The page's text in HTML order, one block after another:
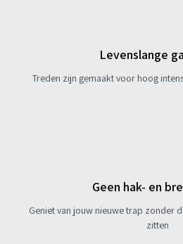
Levenslange
Treden zijn gemaakt voor hoog
Geen hak- en
Geniet van jouw nieuwe trap zonder
zitten